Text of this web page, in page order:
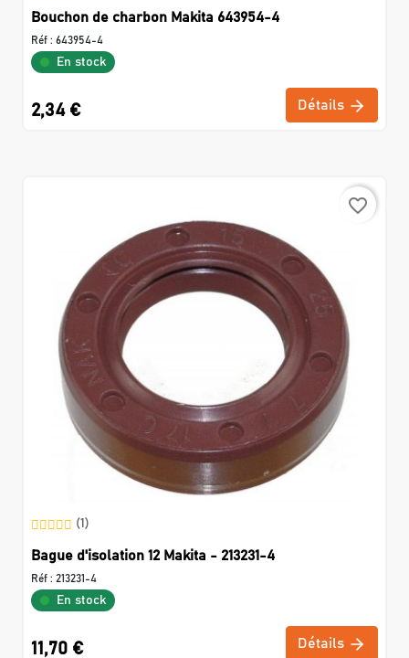
Bouchon de charbon Makita 643954-4
Réf : 643954-4
En stock
2,34 € Détails
favorite_border
(1)
Bague d'isolation 12 Makita - 213231-4
Réf : 213231-4
En stock
11,70 € Détails